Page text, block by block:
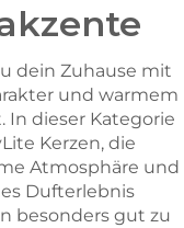
dein Zuhause mit
und warmem
In dieser Kategorie
Kerzen, die
Atmosphäre und
Dufterlebnis
besonders gut zu